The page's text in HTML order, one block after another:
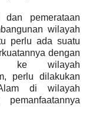
pemerataan
wilayah
perlu ada suatu
dengan
ke wilayah
perlu dilakukan
di wilayah